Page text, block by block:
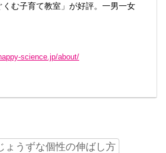
む子育て教室」が好評。一男一女
science.jp/about/
ょうずな個性の伸ばし方